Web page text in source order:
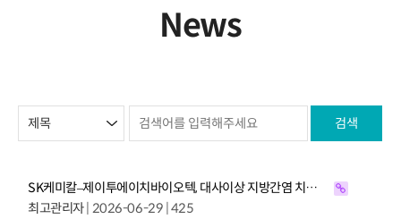
News
검색
SK케미칼–제이투에이치바이오텍, 대사이상 지방간염 치료제 공동개발 협력
최고관리자| 2026-06-29 | 425